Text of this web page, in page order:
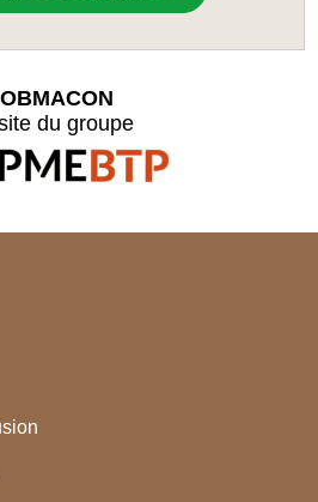
du groupe